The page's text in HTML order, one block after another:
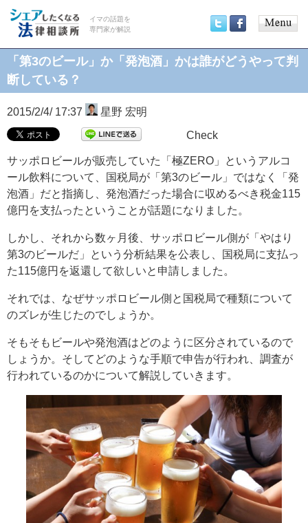
イマの話題を
専門家が解説
menu
「第3のビール」か「発泡酒」かは誰がどうやって判
断している？
2015/2/4/ 17:37
星野 宏明
Check
サッポロビールが販売していた「極ZERO」というアルコ
ール飲料について、国税局が「第3のビール」ではなく「発
泡酒」だと指摘し、発泡酒だった場合に収めるべき税金115
億円を支払ったということが話題になりました。
しかし、それから数ヶ月後、サッポロビール側が「やはり
第3のビールだ」という分析結果を公表し、国税局に支払っ
た115億円を返還して欲しいと申請しました。
それでは、なぜサッポロビール側と国税局で種類について
のズレが生じたのでしょうか。
そもそもビールや発泡酒はどのように区分されているので
しょうか。そしてどのような手順で申告が行われ、調査が
行われているのかについて解説していきます。